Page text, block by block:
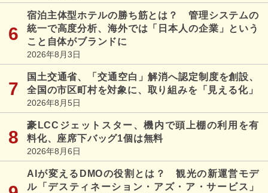
宿泊主体型ホテルの勝ち筋とは？ 管理システムの
統一で高度分析、海外では「日本人の企業」という
こと自体がブランドに
2026年8月3日
国土交通省、「交通空白」解消へ認定制度を創設、
全国の市区町村を対象に、取り組みを「見える化」
2026年8月5日
豪LCCジェットスター、機内で頭上棚の利用を有
料化、座席下バッグ1個は無料
2026年8月6日
AIが変えるDMOの役割とは？ 観光の新運営モデ
ル「デスティネーション・アズ・ア・サービス」